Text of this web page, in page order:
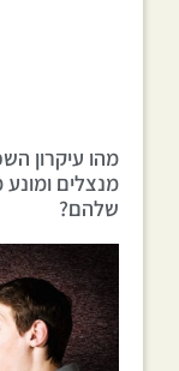
מהו עיקרון
מנצלים
שלהם?